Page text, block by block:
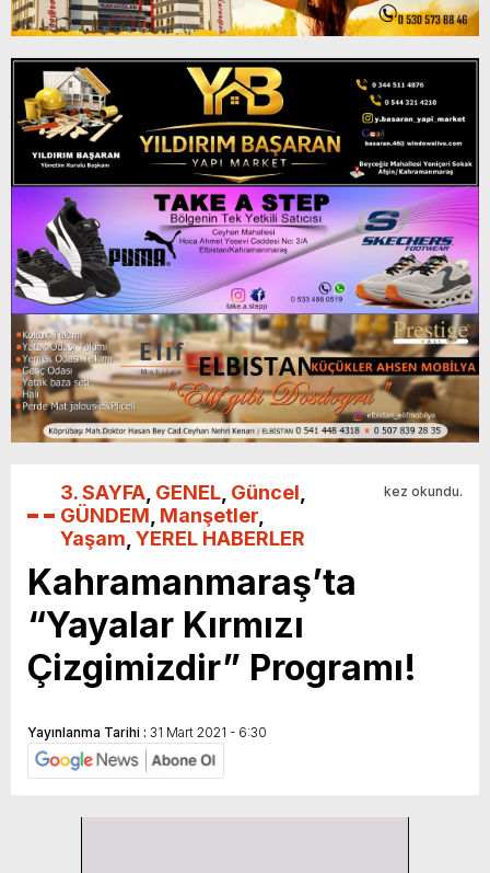
3. SAYFA GENEL Güncel
GÜNDEM Manşetler
Yaşam YEREL HABERLER
kez okundu.
Kahramanmaraş’ta
“Yayalar Kırmızı
Çizgimizdir” Programı!
Yayınlanma Tarihi : 31 Mart 2021 - 6:30